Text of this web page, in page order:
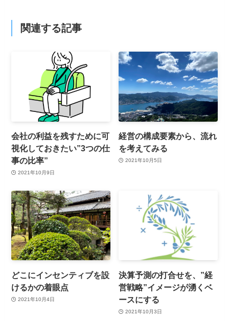
関連する記事
会社の利益を残すために可
視化しておきたい”3つの仕
事の比率”
2021年10月9日
経営の構成要素から、流れ
を考えてみる
2021年10月5日
どこにインセンティブを設
けるかの着眼点
2021年10月4日
決算予測の打合せを、”経
営戦略”イメージが湧くベ
ースにする
2021年10月3日